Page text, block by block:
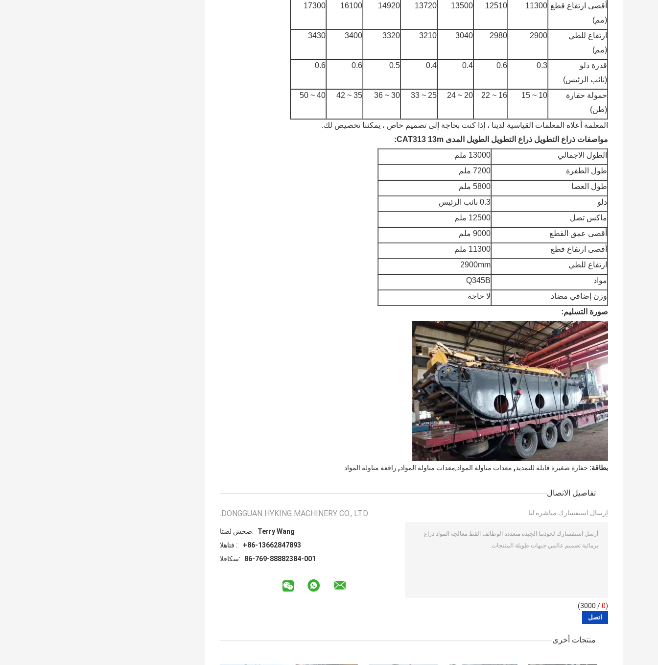
أقصى ارتفاع قطع
(مم)
11300
12510
13500
13720
14920
16100
17300
ارتفاع للطي
(مم)
2900
2980
3040
3210
3320
3400
3430
قدرة دلو
(نائب الرئيس)
0.3
0.6
0.4
0.4
0.5
0.6
0.6
حمولة حفارة
(طن)
10 ~ 15
16 ~ 22
20 ~ 24
25 ~ 33
30 ~ 36
35 ~ 42
40 ~ 50
المعلمة أعلاه المعلمات القياسية لدينا ، إذا كنت بحاجة إلى تصميم خاص ، يمكننا تخصيص لك.
مواصفات ذراع التطويل ذراع التطويل الطويل المدى CAT313 13m:
الطول الاجمالي
13000 ملم
طول الطفرة
7200 ملم
طول العصا
5800 ملم
دلو
0.3 نائب الرئيس
ماكس تصل
12500 ملم
أقصى عمق القطع
9000 ملم
أقصى ارتفاع قطع
11300 ملم
ارتفاع للطي
2900mm
مواد
Q345B
وزن إضافي مضاد
لا حاجة
صورة التسليم:
بطاقة: حفارة صغيرة قابلة للتمديد, معدات مناولة المواد,معدات مناولة المواد, رافعة مناولة المواد
تفاصيل الاتصال
DONGGUAN HYKING MACHINERY CO., LTD.
اتصل شخص:
Terry Wang
الهاتف ::
+86-13662847893
الفاكس:
86-769-88882384-001
إرسال استفسارك مباشرة لنا
(
0
/ 3000)
منتجات أخرى